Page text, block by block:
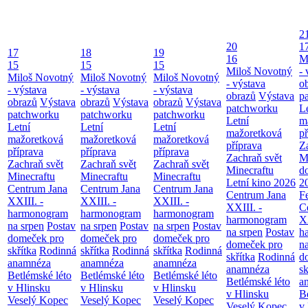
17
15
Miloš Novotný
- výstava
obrazů Výstava
patchworku
Letní
mažoretková
příprava
Zachraň svět
Minecraftu
Centrum Jana
XXIII. -
harmonogram
na srpen Postav
domeček pro
skřítka Rodinná
anamnéza
Betlémské léto
v Hlinsku
Veselý Kopec
18
15
Miloš Novotný
- výstava
obrazů Výstava
patchworku
Letní
mažoretková
příprava
Zachraň svět
Minecraftu
Centrum Jana
XXIII. -
harmonogram
na srpen Postav
domeček pro
skřítka Rodinná
anamnéza
Betlémské léto
v Hlinsku
Veselý Kopec
19
15
Miloš Novotný
- výstava
obrazů Výstava
patchworku
Letní
mažoretková
příprava
Zachraň svět
Minecraftu
Centrum Jana
XXIII. -
harmonogram
na srpen Postav
domeček pro
skřítka Rodinná
anamnéza
Betlémské léto
v Hlinsku
Veselý Kopec
20
16
Miloš Novotný
- výstava
obrazů Výstava
patchworku
Letní
mažoretková
příprava
Zachraň svět
Minecraftu
Letní kino 2026
Centrum Jana
XXIII. -
harmonogram
na srpen Postav
domeček pro
skřítka Rodinná
anamnéza
Betlémské léto
v Hlinsku
-